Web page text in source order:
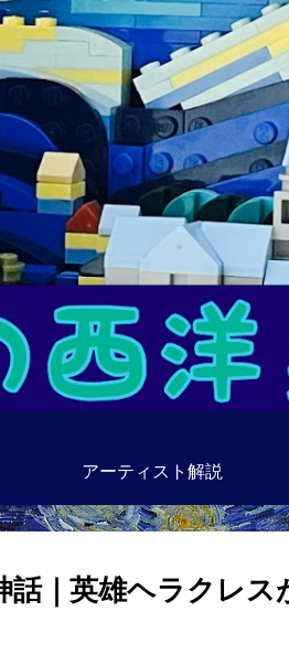
アーティスト解説
｜英雄ヘラクレス